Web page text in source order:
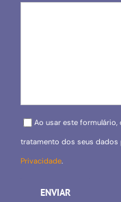
Please leave this field empty.
Ao usar este
tratamento dos seus
Privacidade